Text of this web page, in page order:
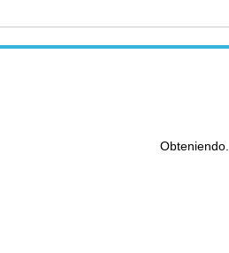
Obteniendo...